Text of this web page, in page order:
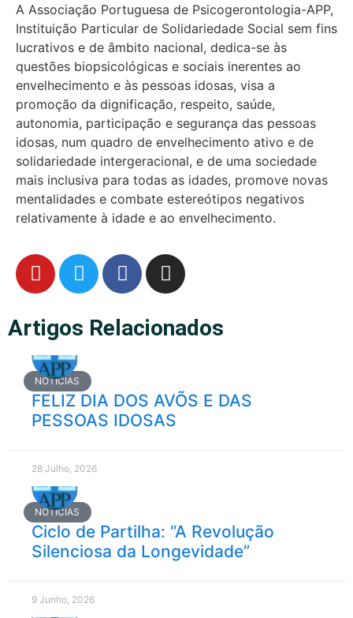
A Associação Portuguesa de Psicogerontologia-APP,
Instituição Particular de Solidariedade Social sem fins
lucrativos e de âmbito nacional, dedica-se às
questões biopsicológicas e sociais inerentes ao
envelhecimento e às pessoas idosas, visa a
promoção da dignificação, respeito, saúde,
autonomia, participação e segurança das pessoas
idosas, num quadro de envelhecimento ativo e de
solidariedade intergeracional, e de uma sociedade
mais inclusiva para todas as idades, promove novas
mentalidades e combate estereótipos negativos
relativamente à idade e ao envelhecimento.
Artigos Relacionados
NOTÍCIAS
FELIZ DIA DOS AVÕS E DAS
PESSOAS IDOSAS
28 Julho, 2026
NOTÍCIAS
Ciclo de Partilha: “A Revolução
Silenciosa da Longevidade”
9 Junho, 2026